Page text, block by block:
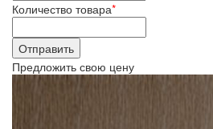
Количество товара*
Предложить свою цену